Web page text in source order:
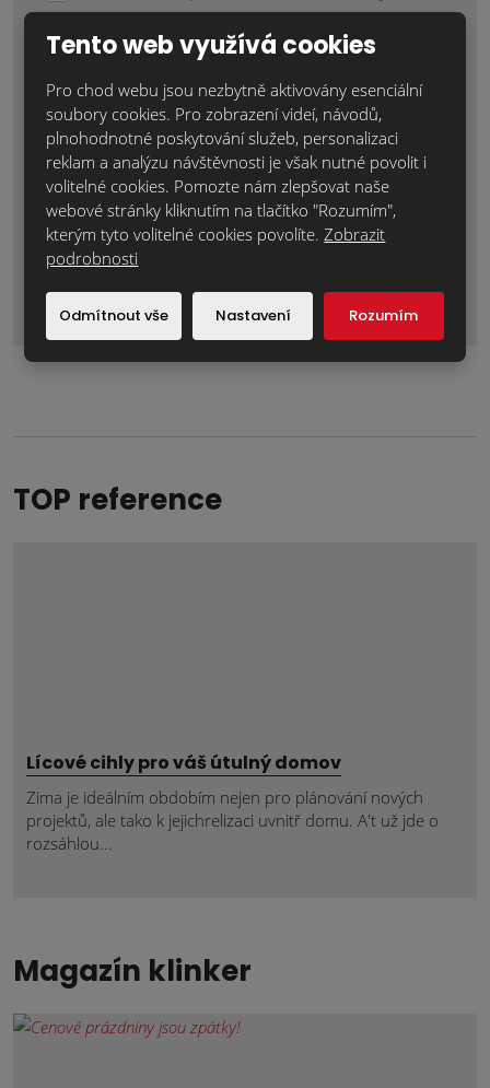
Text zprávy
Formulář
se
nepodařilo
TOP reference
Lícové cihly pro váš útulný domov
Zima je ideálním obdobím nejen pro plánování nových
projektů, ale tako k jejichrelizaci uvnitř domu. A't už jde o
rozsáhlou...
Magazín klinker
Tento web využívá cookies
Pro chod webu jsou nezbytně aktivovány esenciální
soubory cookies. Pro zobrazení videí, návodů,
plnohodnotné poskytování služeb, personalizaci
reklam a analýzu návštěvnosti je však nutné povolit i
volitelné cookies. Pomozte nám zlepšovat naše
webové stránky kliknutím na tlačítko "Rozumím",
kterým tyto volitelné cookies povolíte. Zobrazit
podrobnosti
Odmítnout vše Nastavení Rozumím